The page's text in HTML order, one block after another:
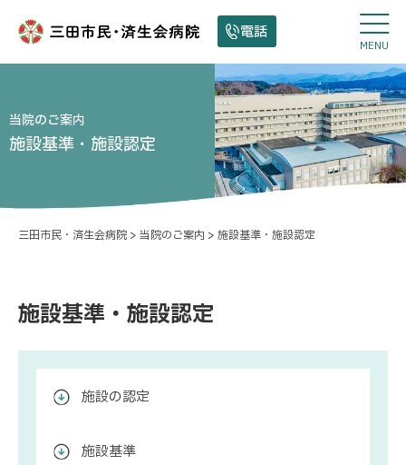
MENU
電話
当院のご案内
施設基準・施設認定
三田市民・済生会病院 > 当院のご案内 > 施設基準・施設認定
施設基準・施設認定
施設の認定
施設基準